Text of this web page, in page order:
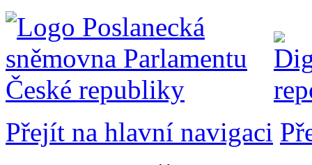
Přejít na hlavní navigaci